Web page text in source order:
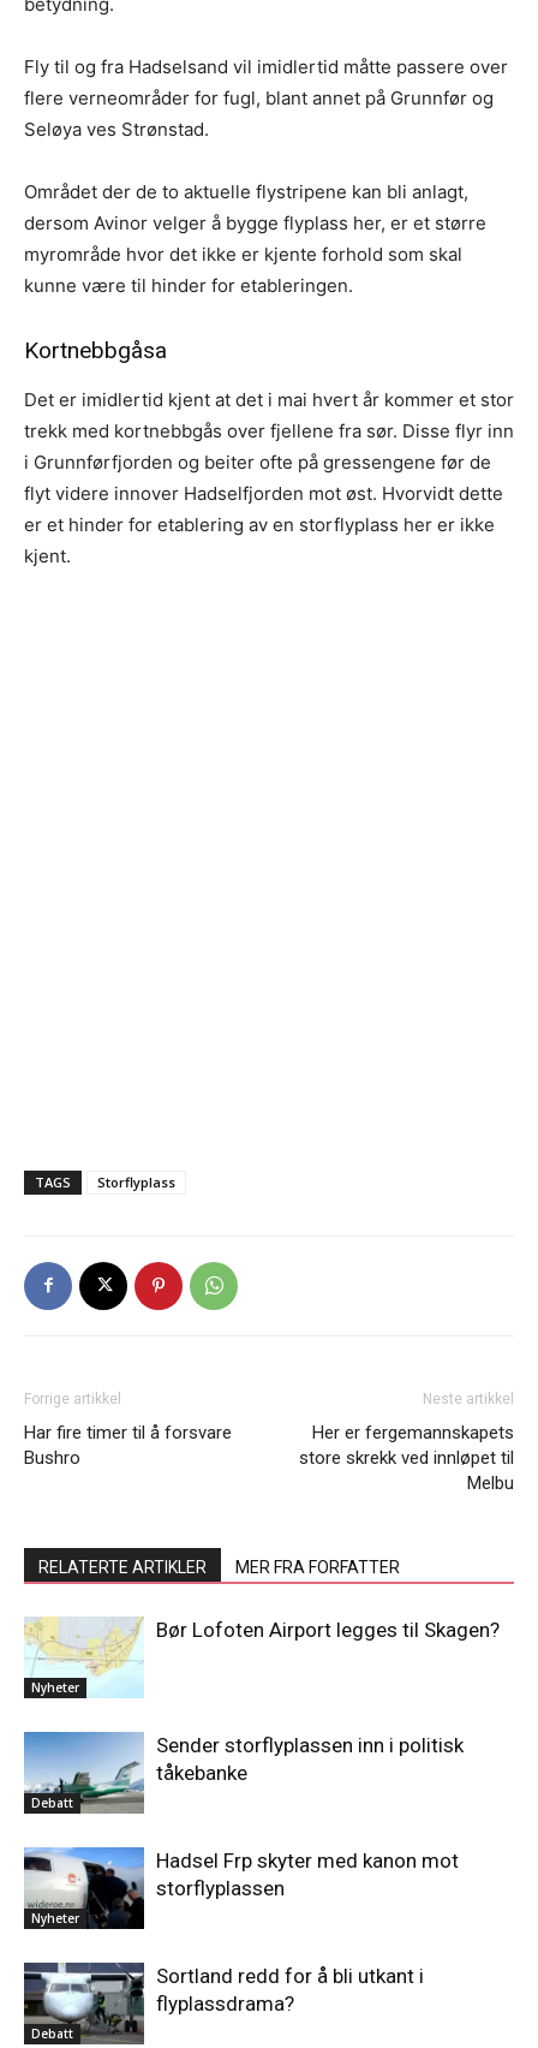
Fly til og fra Hadselsand vil imidlertid måtte passere over
flere verneområder for fugl, blant annet på Grunnfør og
Seløya ves Strønstad.
Området der de to aktuelle flystripene kan bli anlagt,
dersom Avinor velger å bygge flyplass her, er et større
myrområde hvor det ikke er kjente forhold som skal
kunne være til hinder for etableringen.
Kortnebbgåsa
Det er imidlertid kjent at det i mai hvert år kommer et stor
trekk med kortnebbgås over fjellene fra sør. Disse flyr inn
i Grunnførfjorden og beiter ofte på gressengene før de
flyt videre innover Hadselfjorden mot øst. Hvorvidt dette
er et hinder for etablering av en storflyplass her er ikke
kjent.
TAGS Storflyplass
Forrige artikkel
Har fire timer til å forsvare
Bushro
Neste artikkel
Her er fergemannskapets
store skrekk ved innløpet til
Melbu
RELATERTE ARTIKLER MER FRA FORFATTER
Nyheter
Bør Lofoten Airport legges til Skagen?
Debatt
Sender storflyplassen inn i politisk
tåkebanke
Nyheter
Hadsel Frp skyter med kanon mot
storflyplassen
Debatt
Sortland redd for å bli utkant i
flyplassdrama?